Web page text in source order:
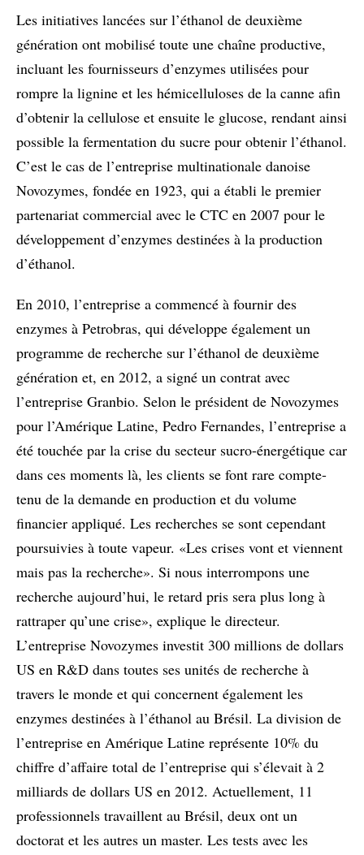
Les initiatives lancées sur l’éthanol de deuxième
génération ont mobilisé toute une chaîne productive,
incluant les fournisseurs d’enzymes utilisées pour
rompre la lignine et les hémicelluloses de la canne afin
d’obtenir la cellulose et ensuite le glucose, rendant ainsi
possible la fermentation du sucre pour obtenir l’éthanol.
C’est le cas de l’entreprise multinationale danoise
Novozymes, fondée en 1923, qui a établi le premier
partenariat commercial avec le CTC en 2007 pour le
développement d’enzymes destinées à la production
d’éthanol.
En 2010, l’entreprise a commencé à fournir des
enzymes à Petrobras, qui développe également un
programme de recherche sur l’éthanol de deuxième
génération et, en 2012, a signé un contrat avec
l’entreprise Granbio. Selon le président de Novozymes
pour l’Amérique Latine, Pedro Fernandes, l’entreprise a
été touchée par la crise du secteur sucro-énergétique car
dans ces moments là, les clients se font rare compte-
tenu de la demande en production et du volume
financier appliqué. Les recherches se sont cependant
poursuivies à toute vapeur. «Les crises vont et viennent
mais pas la recherche». Si nous interrompons une
recherche aujourd’hui, le retard pris sera plus long à
rattraper qu’une crise», explique le directeur.
L’entreprise Novozymes investit 300 millions de dollars
US en R&D dans toutes ses unités de recherche à
travers le monde et qui concernent également les
enzymes destinées à l’éthanol au Brésil. La division de
l’entreprise en Amérique Latine représente 10% du
chiffre d’affaire total de l’entreprise qui s’élevait à 2
milliards de dollars US en 2012. Actuellement, 11
professionnels travaillent au Brésil, deux ont un
doctorat et les autres un master. Les tests avec les